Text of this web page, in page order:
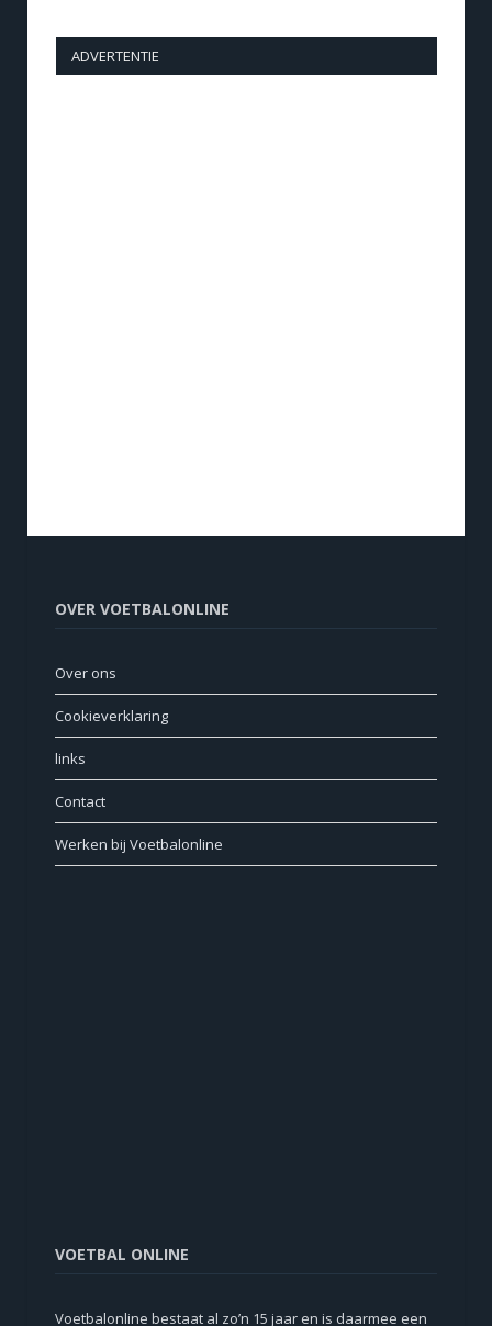
ADVERTENTIE
OVER VOETBALONLINE
Over ons
Cookieverklaring
links
Contact
Werken bij Voetbalonline
VOETBAL ONLINE
Voetbalonline bestaat al zo’n 15 jaar en is daarmee een